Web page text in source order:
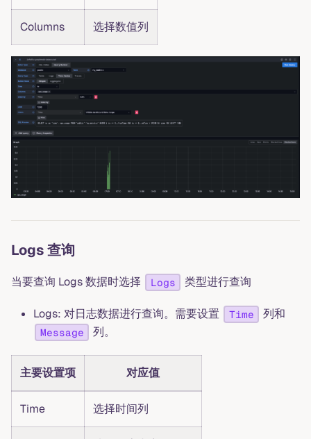
Columns 选择数值列
Logs 查询
当要查询 Logs 数据时选择 Logs 类型进行查询
Logs: 对日志数据进行查询。需要设置 Time 列和
Message 列。
主要设置项 对应值
Time 选择时间列